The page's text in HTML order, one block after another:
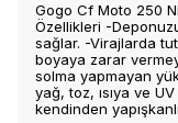
Gogo Cf Moto 250
Özellikleri -
sağlar. -Virajlarda
boyaya zarar
solma yapmayan
yağ, toz, ısıya ve UV
kendinden